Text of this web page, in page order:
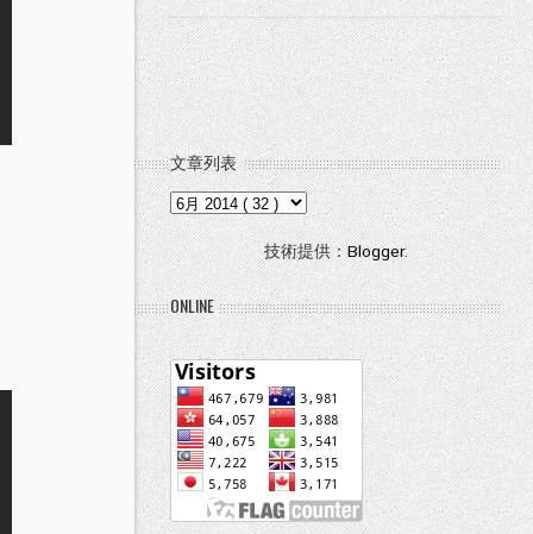
文章列表
技術提供：Blogger.
ONLINE